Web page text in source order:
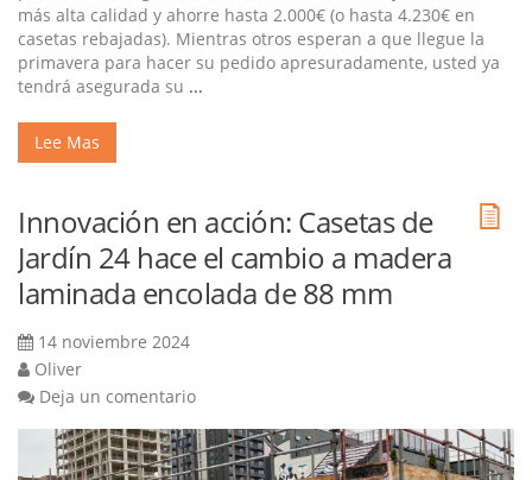
más alta calidad y ahorre hasta 2.000€ (o hasta 4.230€ en
casetas rebajadas). Mientras otros esperan a que llegue la
primavera para hacer su pedido apresuradamente, usted ya
tendrá asegurada su ...
Lee Mas
Innovación en acción: Casetas de
Jardín 24 hace el cambio a madera
laminada encolada de 88 mm
14 noviembre 2024
Oliver
Deja un comentario